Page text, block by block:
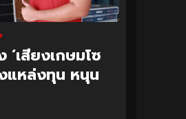
‘เสียงเกษมโซ
แหล่งทุน หนุน